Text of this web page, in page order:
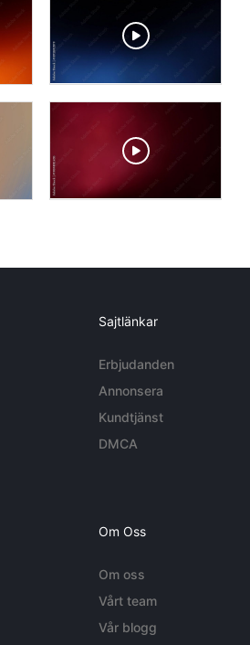
Sajtlänkar
Erbjudanden
Annonsera
Kundtjänst
DMCA
Om Oss
Om oss
Vårt team
Vår blogg